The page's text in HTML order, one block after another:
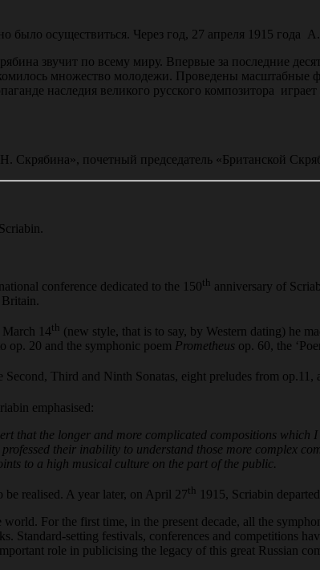
было осуществиться. Через год, 27 апреля 1915 года
звучит по всему миру. Впервые за последние
множество молодежи. Проведены масштабные
наследия великого русского композитора
почетный председатель «Британской
conference dedicated to the 150th anniversary of
Britain.
14th (new style, that is to say, by Western dating) he
op. 20 and the symphonic poem Prometheus op. 60, the
Third and Ninth Sonatas, eight preludes from op.11,
emphasised:
that the longer and more complicated compositions which
their inability to understand those more complex
to a high musical culture on the part of the public.
be realised. A year later, on April 27th
1915, Scriabin
For the first time, in the present decade, all the
setting festivals, conferences and competitions
role in publicising the legacy of this great Russian